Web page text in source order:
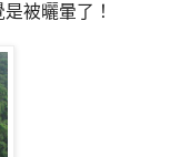
被曬暈了！